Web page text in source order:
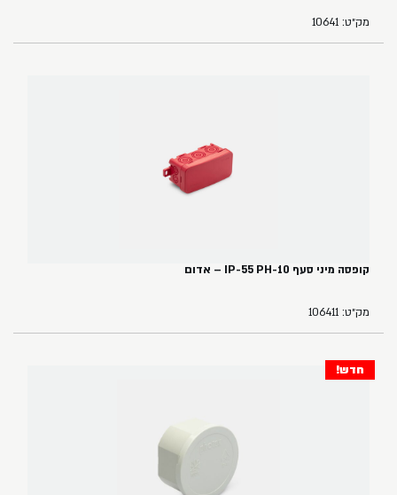
מק״ט: 10641
קופסה מיני סעף IP-55 PH-10 – אדום
מק״ט: 106411
חדש!